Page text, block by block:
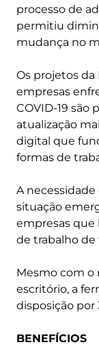
processo de
permitiu
mudança no
Os projetos da
empresas
COVID-19 são
atualização
digital que
formas de
A
situação
empresas que
de trabalho de
Mesmo com o
escritório, a
disposição por
BENEFÍCIOS